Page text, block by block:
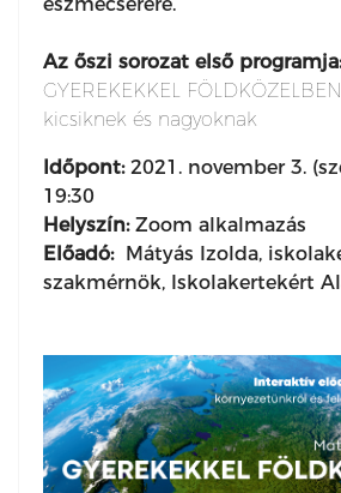
Az őszi sorozat első
GYEREKEKKEL
kicsiknek és nagyoknak
Időpont: 2021. november 3.
19:30
Helyszín: Zoom alkalmazás
Előadó:Mátyás Izolda,
szakmérnök, Iskolakertekért